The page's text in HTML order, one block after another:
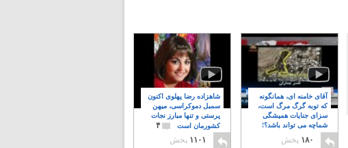
شاهزاده رضا پهلوی اکنون
سمبل دموکراسی، میهن
پرستی و تنها مبارز نجات
کشورمان است
۴
۱۱۰۱ پخش
آقای خامنه ای، همانگونه
که توبه گرگ مرگ است،
سزای جنایات همیشگی
شماچه می تواند باشد؟!
۸
۱۸۰ پخش